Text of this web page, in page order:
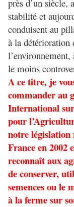
près d’un siècle,
stabilité et
conduisent au
à la détérioration
le moins
A ce titre, je
commander au
International sur
pour
notre
France en 2002
reconnaît aux
de conserver,
semences ou
à la ferme sur